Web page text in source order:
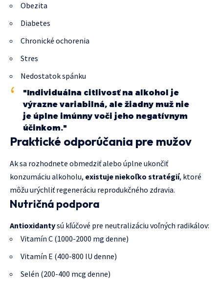
Obezita
Diabetes
Chronické ochorenia
Stres
Nedostatok spánku
"Individuálna citlivosť na alkohol je
výrazne variabilná, ale žiadny muž nie
je úplne imúnny voči jeho negatívnym
účinkom."
Praktické odporúčania pre mužov
Ak sa rozhodnete obmedziť alebo úplne ukončiť
konzumáciu alkoholu, existuje niekoľko stratégií, ktoré
môžu urýchliť regeneráciu reprodukčného zdravia.
Nutričná podpora
Antioxidantysú kľúčové pre neutralizáciu voľných radikálov:
Vitamín C (1000-2000 mg denne)
Vitamín E (400-800 IU denne)
Selén (200-400 mcg denne)